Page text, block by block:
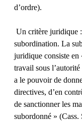
d’ordre).
subordination. La
juridique consiste en
travail sous
a le pouvoir de
directives, d’en
de sanctionner les
subordonné »